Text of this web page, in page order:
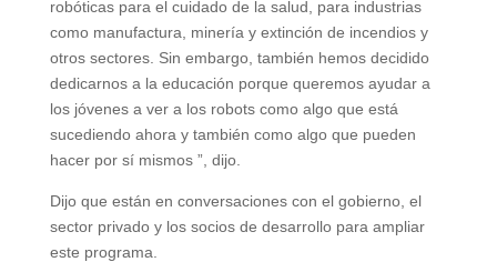
robóticas para el cuidado de la salud, para industrias
como manufactura, minería y extinción de incendios y
otros sectores. Sin embargo, también hemos decidido
dedicarnos a la educación porque queremos ayudar a
los jóvenes a ver a los robots como algo que está
sucediendo ahora y también como algo que pueden
hacer por sí mismos ”, dijo.
Dijo que están en conversaciones con el gobierno, el
sector privado y los socios de desarrollo para ampliar
este programa.